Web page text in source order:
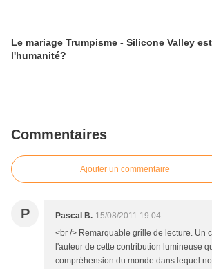
Le mariage Trumpisme - Silicone Valley est-il un avenir pour
l'humanité?
Commentaires
Ajouter un commentaire
P Pascal B. 15/08/2011 19:04
<br /> Remarquable grille de lecture. Un
l'auteur de cette contribution lumineuse
compréhension du monde dans lequel